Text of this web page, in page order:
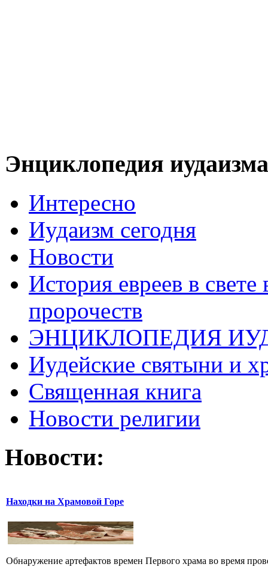
Энциклопедия иудаизма
Интересно
Иудаизм сегодня
Новости
История евреев в
пророчеств
ЭНЦИКЛОПЕДИЯ
Иудейские святыни и
Священная книга
Новости религии
Новости:
Находки на Храмовой Горе
Обнаружение артефактов времен Первого храма во время